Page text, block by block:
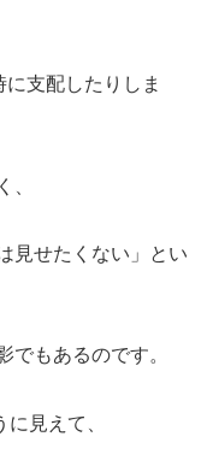
に支配したりしま
、
見せたくない」とい
でもあるのです。
見えて、